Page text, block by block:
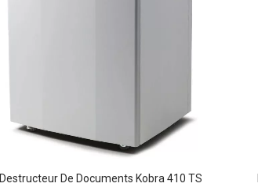
Destructeur De Documents Kobra 410 TS